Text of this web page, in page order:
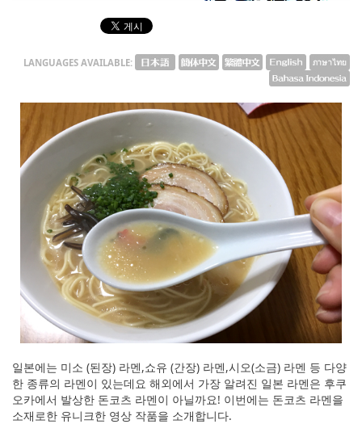
Culture Watch
LANGUAGES AVAILABLE:
일본에는 미소 (된장) 라멘,쇼유 (간장) 라멘,시오(소금) 라멘 등 다양
한 종류의 라멘이 있는데요 해외에서 가장 알려진 일본 라멘은 후쿠
오카에서 발상한 돈코츠 라멘이 아닐까요! 이번에는 돈코츠 라멘을
소재로한 유니크한 영상 작품을 소개합니다.